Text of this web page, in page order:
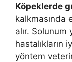
Köpeklerde
kalkmasında
alır.
hastalıkların
yöntem